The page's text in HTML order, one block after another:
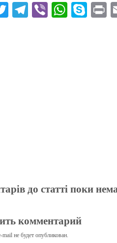
T
Te Vi
W
S
до статті поки
комментарий
не будет опубликован.